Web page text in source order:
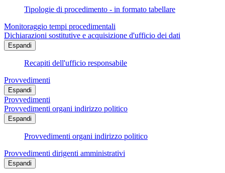
Tipologie di procedimento - in formato tabellare
Monitoraggio tempi procedimentali
Dichiarazioni sostitutive e acquisizione d'ufficio dei dati
Espandi
Recapiti dell'ufficio responsabile
Provvedimenti
Espandi
Provvedimenti
Provvedimenti organi indirizzo politico
Espandi
Provvedimenti organi indirizzo politico
Provvedimenti dirigenti amministrativi
Espandi